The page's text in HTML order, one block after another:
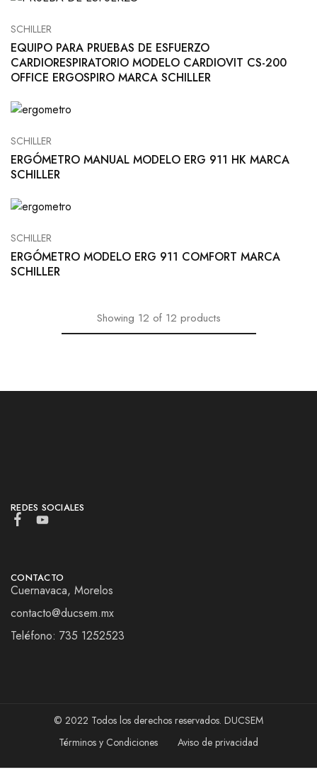
SCHILLER
EQUIPO PARA PRUEBAS DE ESFUERZO
CARDIORESPIRATORIO MODELO CARDIOVIT CS-200
OFFICE ERGOSPIRO MARCA SCHILLER
SCHILLER
ERGÓMETRO MANUAL MODELO ERG 911 HK MARCA
SCHILLER
SCHILLER
ERGÓMETRO MODELO ERG 911 COMFORT MARCA
SCHILLER
Showing 12 of 12 products
REDES SOCIALES
CONTACTO
Cuernavaca, Morelos
contacto@ducsem.mx
Teléfono: 735 1252523
© 2022 Todos los derechos reservados. DUCSEM
Términos y Condiciones
Aviso de privacidad